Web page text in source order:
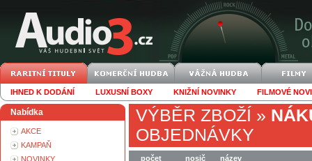
IHNED K DODÁNÍ LUXUSNÍ BOXY KNIŽNÍ NOVINKY FILMOVÉ
Nabídka
AKCE
KAMPAŇ
NOVINKY
VÝBĚR ZBOŽÍ »
OBJEDNÁVKY
počet nosič
název